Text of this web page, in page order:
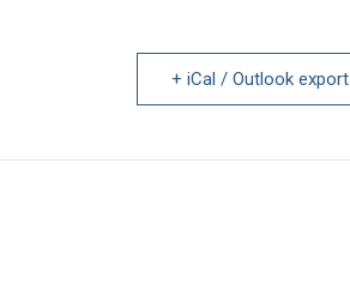
+ iCal / Outlook export